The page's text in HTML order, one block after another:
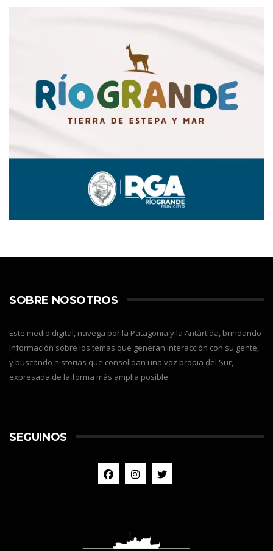
SOBRE NOSOTROS
Este medio digital, navega por la Patagonia y la Antártida, brindando
información sobre los temas que generan interacción con su gente,
y buscando historias que consolidan una voz propia del Sur,
expresada de la forma más amplia posible.
SEGUINOS